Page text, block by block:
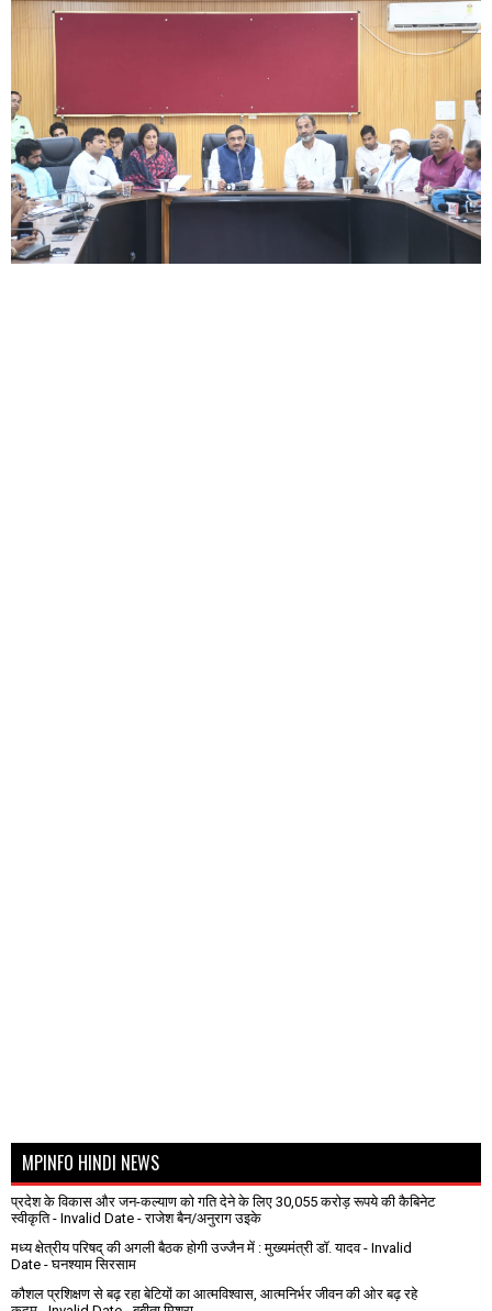
MPINFO HINDI NEWS
प्रदेश के विकास और जन-कल्याण को गति देने के लिए 30,055 करोड़ रूपये की कैबिनेट
स्वीकृति- Invalid Date - राजेश बैन/अनुराग उइके
मध्य क्षेत्रीय परिषद् की अगली बैठक होगी उज्जैन में : मुख्यमंत्री डॉ. यादव- Invalid
Date - घनश्याम सिरसाम
कौशल प्रशिक्षण से बढ़ रहा बेटियों का आत्मविश्वास, आत्मनिर्भर जीवन की ओर बढ़ रहे